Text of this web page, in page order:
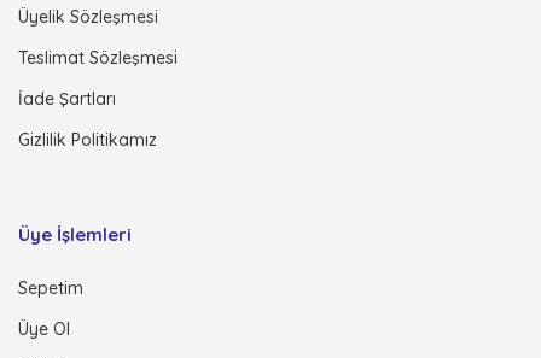
Üyelik Sözleşmesi
Teslimat Sözleşmesi
İade Şartları
Gizlilik Politikamız
Üye İşlemleri
Sepetim
Üye Ol